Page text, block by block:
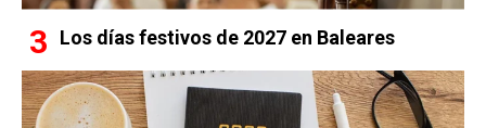
Los días festivos de 2027 en Baleares